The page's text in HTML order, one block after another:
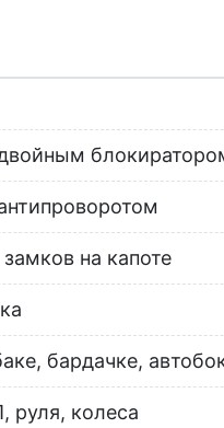
на капоте
бардачке,
руля, колеса